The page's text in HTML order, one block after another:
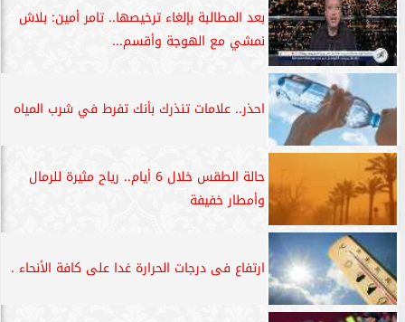
بعد المطالبة بإلغاء ترخيصها.. تامر أمين: بلاش
نمشي مع الهوجة وأقسم...
احذر.. علامات تنذرك بأنك تفرط في شرب المياه
حالة الطقس خلال 6 أيام.. رياح مثيرة للرمال
وأمطار خفيفة
ارتفاع فى درجات الحرارة غدا على كافة الأنحاء .